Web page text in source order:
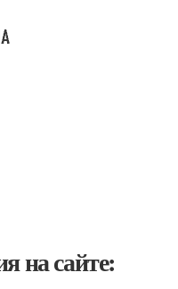
на сайте: